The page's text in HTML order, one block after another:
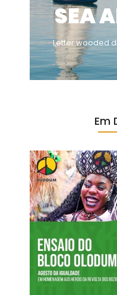
SEA
Letter wooded
Em